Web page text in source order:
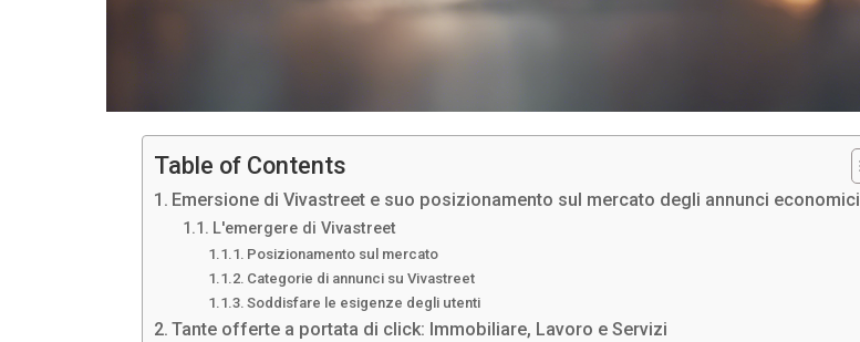
Table of Contents
Emersione di Vivastreet e suo posizionamento sul mercato degli annunci economici
L'emergere di Vivastreet
Posizionamento sul mercato
Categorie di annunci su Vivastreet
Soddisfare le esigenze degli utenti
Tante offerte a portata di click: Immobiliare, Lavoro e Servizi